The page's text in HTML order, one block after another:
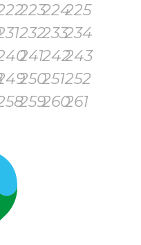
223224225
232233234
241242243
250251252
259260261